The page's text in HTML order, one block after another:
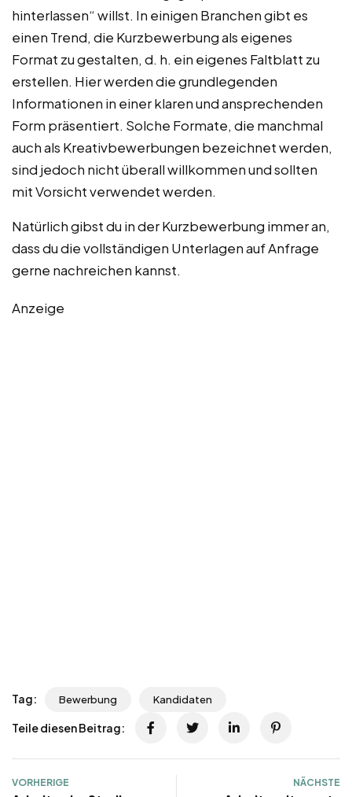
hinterlassen“ willst. In einigen Branchen gibt es
einen Trend, die Kurzbewerbung als eigenes
Format zu gestalten, d. h. ein eigenes Faltblatt zu
erstellen. Hier werden die grundlegenden
Informationen in einer klaren und ansprechenden
Form präsentiert. Solche Formate, die manchmal
auch als Kreativbewerbungen bezeichnet werden,
sind jedoch nicht überall willkommen und sollten
mit Vorsicht verwendet werden.
Natürlich gibst du in der Kurzbewerbung immer an,
dass du die vollständigen Unterlagen auf Anfrage
gerne nachreichen kannst.
Anzeige
Tag: Bewerbung Kandidaten
Teile diesen Beitrag:
VORHERIGE NÄCHSTE